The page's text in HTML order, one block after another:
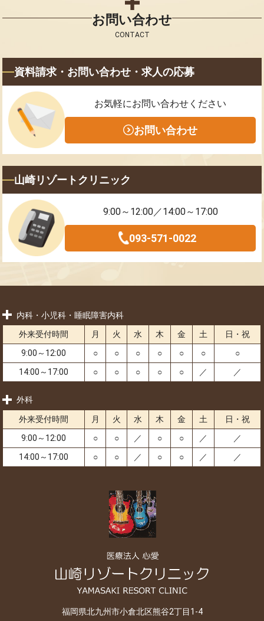
お問い合わせ
CONTACT
資料請求・お問い合わせ・求人の応募
お気軽にお問い合わせください
お問い合わせ
山崎リゾートクリニック
9:00～12:00／14:00～17:00
093-571-0022
内科・小児科・睡眠障害内科
外来受付時間 月 火 水 木 金 土
日・祝
9:00～12:00
○ ○ ○ ○ ○ ○
○
14:00～17:00
○ ○ ○ ○ ○ ／ ／
外科
外来受付時間 月 火 水 木 金 土
日・祝
9:00～12:00
○ ○ ／ ○ ○ ／
／
14:00～17:00
○ ○ ／ ○ ○ ／ ／
福岡県北九州市小倉北区熊谷2丁目1-4